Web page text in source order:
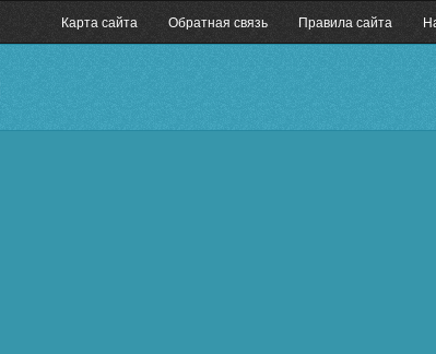
Карта сайта Обратная связь Правила сайта